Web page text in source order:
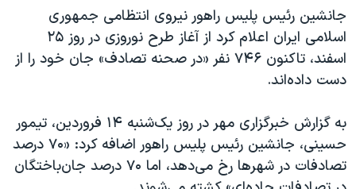
تریبونال مردمی آبان ۹۸
دادگاه حمید نوری
چهل سال گروگان‌گیری
اعتراضات مردمی آبان ۹۸
اسرائیل در جنگ
جانشین رئیس پلیس راهور نیروی انتظامی جمهوری
اسلامی ایران اعلام کرد از آغاز طرح نوروزی در روز ۲۵
اسفند، تاکنون ۷۴۶ نفر «در صحنه تصادف» جان خود را از
دست داده‌اند.
به گزارش خبرگزاری مهر در روز یک‌شنبه ۱۴ فروردین، تیمور
حسینی، جانشین رئیس پلیس راهور اضافه کرد: «۷۰ درصد
تصادفات در شهرها رخ می‌دهد، اما ۷۰ درصد جان‌باختگان